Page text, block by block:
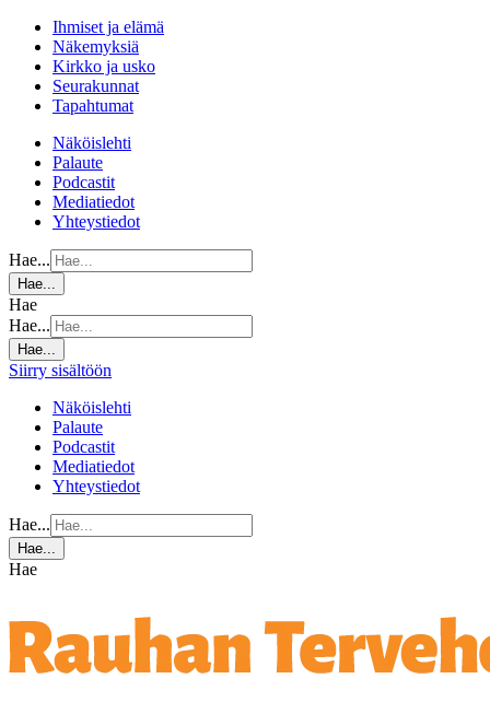
Ihmiset ja elämä
Näkemyksiä
Kirkko ja usko
Seurakunnat
Tapahtumat
Näköislehti
Palaute
Podcastit
Mediatiedot
Yhteystiedot
Hae...
Hae...
Hae
Hae...
Hae...
Siirry sisältöön
Näköislehti
Palaute
Podcastit
Mediatiedot
Yhteystiedot
Hae...
Hae...
Hae